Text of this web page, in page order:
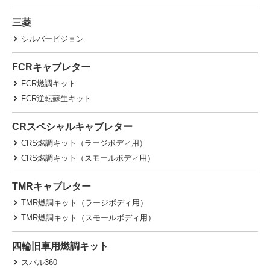
三菱
シルバーピジョン
FCRキャブレター
FCR燃調キット
FCR逆転蘇生キット
CRスペシャルキャブレター
CRS燃調キット（ラージボディ用）
CRS燃調キット（スモールボディ用）
TMRキャブレター
TMR燃調キット（ラージボディ用）
TMR燃調キット（スモールボディ用）
四輪旧車用燃調キット
スバル360